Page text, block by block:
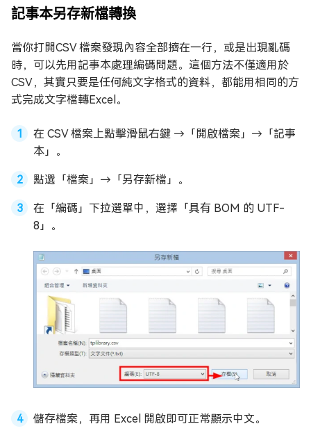
記事本另存新檔轉換
當你打開CSV 檔案發現內容全部擠在一行，或是出現亂碼
時，可以先用記事本處理編碼問題。這個方法不僅適用於
CSV，其實只要是任何純文字格式的資料，都能用相同的方
式完成文字檔轉Excel。
在 CSV 檔案上點擊滑鼠右鍵 →「開啟檔案」→「記事
本」。
點選「檔案」→「另存新檔」。
在「編碼」下拉選單中，選擇「具有 BOM 的 UTF-
8」。
儲存檔案，再用 Excel 開啟即可正常顯示中文。